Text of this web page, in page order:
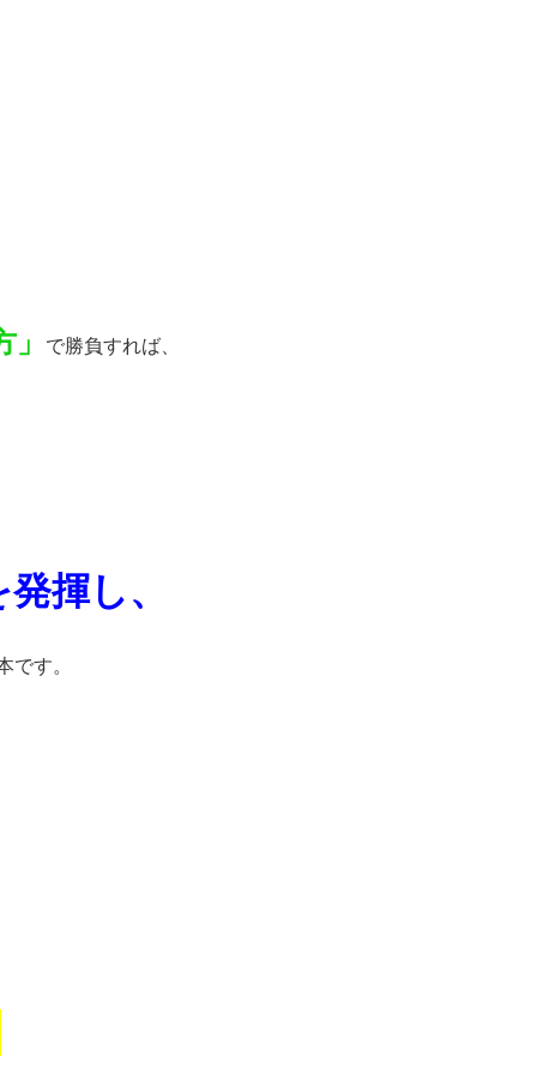
で勝負すれば、
揮し、
です。